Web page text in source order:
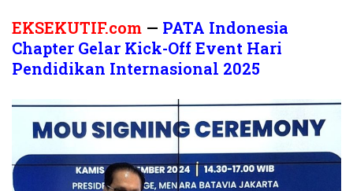
EKSEKUTIF.com — PATA Indonesia
Chapter Gelar Kick-Off Event Hari
Pendidikan Internasional 2025